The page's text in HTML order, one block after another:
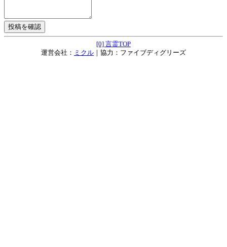
[0] 言霊TOP
運営会社： ミクル ｜協力：ファイブディグリーズ